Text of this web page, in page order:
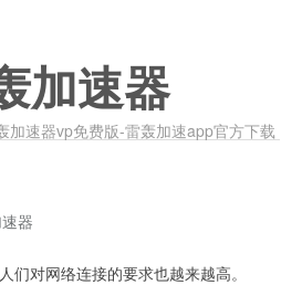
加速器
加速器vp免费版-雷轰加速app官方下载
器
对网络连接的要求也越来越高。